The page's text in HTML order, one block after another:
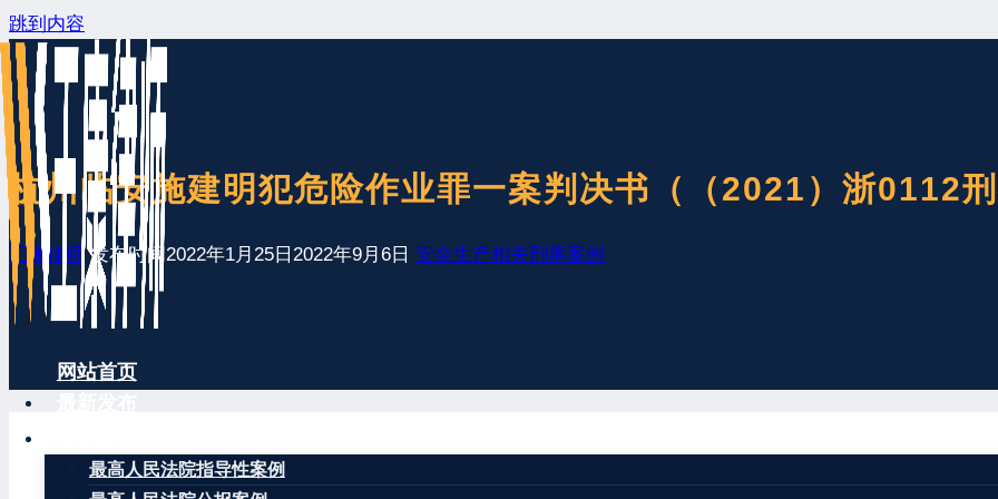
跳到内容
网站首页
最高人民法院指导性案例
杭州临安施建明犯危险作业罪一案判决书（（2021）浙0112刑
王康律师 发布时间2022年1月25日 2022年9月6日 安全生产相关刑事案例
杭州市临安区人民法院